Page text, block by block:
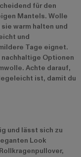
für den
Mantels. Wolle
warm halten und
und
Tage eignet.
Optionen
Achte darauf,
ist, damit du
und lässt sich zu
Look